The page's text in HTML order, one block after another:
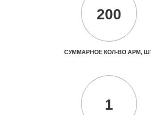
200
СУММАРНОЕ КОЛ-ВО АРМ,
1